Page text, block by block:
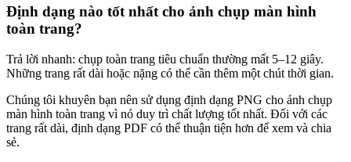
Định dạng nào tốt nhất cho ảnh chụp màn hình
toàn trang?
Trả lời nhanh: chụp toàn trang tiêu chuẩn thường mất 5–12 giây.
Những trang rất dài hoặc nặng có thể cần thêm một chút thời gian.
Chúng tôi khuyên bạn nên sử dụng định dạng PNG cho ảnh chụp
màn hình toàn trang vì nó duy trì chất lượng tốt nhất. Đối với các
trang rất dài, định dạng PDF có thể thuận tiện hơn để xem và chia
sẻ.